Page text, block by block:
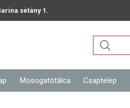
sétány 1.
Mosogatótálca Csaptelep